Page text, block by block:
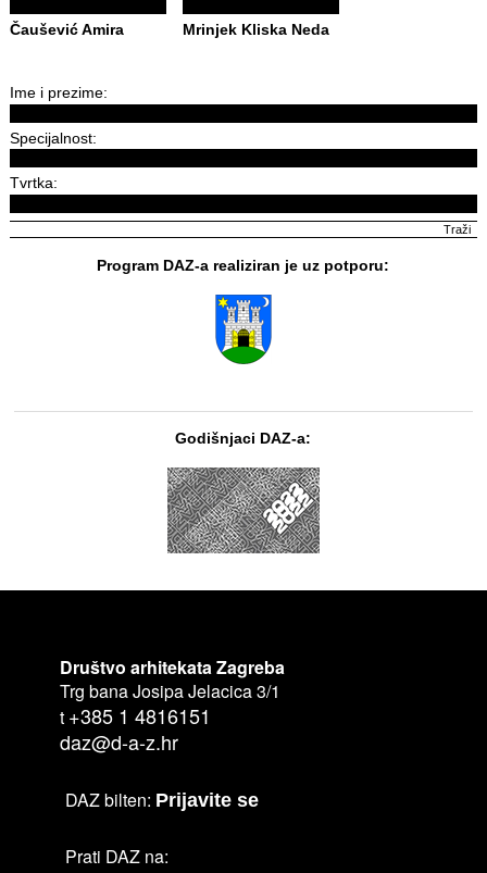
Čaušević Amira Mrinjek Kliska Neda
Ime i prezime:
Specijalnost:
Tvrtka:
Program DAZ-a realiziran je uz potporu:
Godišnjaci DAZ-a:
Društvo arhitekata Zagreba
Trg bana Josipa Jelacica 3/1
t +385 1 4816151
daz@d-a-z.hr
DAZ bilten: Prijavite se
Prati DAZ na: